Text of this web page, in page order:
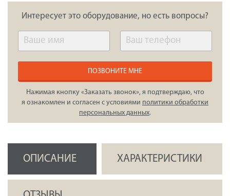
Интересует это оборудование, но есть вопросы?
ПОЗВОНИТЕ МНЕ
Нажимая кнопку «Заказать звонок», я подтверждаю, что
я ознакомлен и согласен с условиями политики обработки
персональных данных.
ОПИСАНИЕ ХАРАКТЕРИСТИКИ